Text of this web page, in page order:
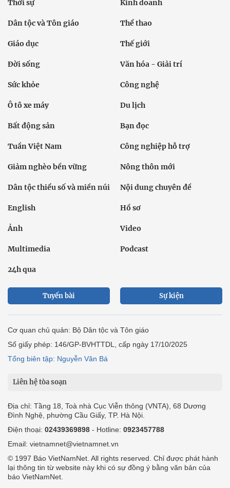
Thời sự Kinh doanh
Dân tộc và Tôn giáo Thể thao
Giáo dục Thế giới
Đời sống Văn hóa - Giải trí
Sức khỏe Công nghệ
Ô tô xe máy Du lịch
Bất động sản Bạn đọc
Tuần Việt Nam Công nghiệp hỗ trợ
Giảm nghèo bền vững Nông thôn mới
Dân tộc thiểu số và miền núi Nội dung chuyên đề
English Hồ sơ
Ảnh Video
Multimedia Podcast
24h qua
Tuyến bài Sự kiện
Cơ quan chủ quản: Bộ Dân tộc và Tôn giáo
Số giấy phép: 146/GP-BVHTTDL, cấp ngày 17/10/2025
Tổng biên tập: Nguyễn Văn Bá
Liên hệ tòa soạn
Địa chỉ: Tầng 18, Toà nhà Cục Viễn thông (VNTA), 68 Dương
Đình Nghệ, phường Cầu Giấy, TP. Hà Nội.
Điện thoại: 02439369898 - Hotline: 0923457788
Email: vietnamnet@vietnamnet.vn
© 1997 Báo VietNamNet. All rights reserved. Chỉ được phát hành
lại thông tin từ website này khi có sự đồng ý bằng văn bản của
báo VietNamNet.